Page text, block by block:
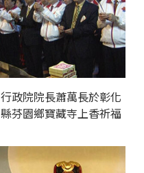
行政院院長蕭萬長於彰化
縣芬園鄉寶藏寺上香祈福